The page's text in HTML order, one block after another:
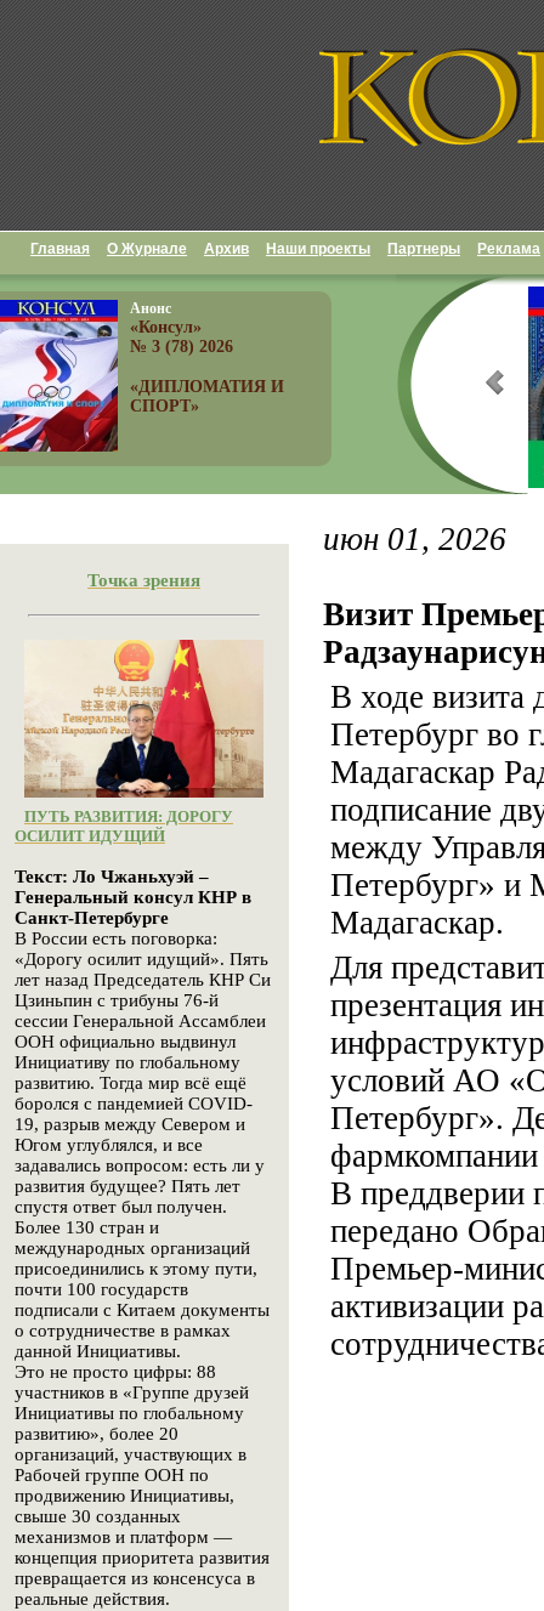
Главная О Журнале Архив Наши проекты Партнеры Реклама
Анонс
«Консул»
№ 3 (78) 2026
«ДИПЛОМАТИЯ И
СПОРТ»
Точка зрения
ПУТЬ РАЗВИТИЯ: ДОРОГУ
ОСИЛИТ ИДУЩИЙ
Текст: Ло Чжаньхуэй –
Генеральный консул КНР в
Санкт-Петербурге
В России есть поговорка:
«Дорогу осилит идущий». Пять
лет назад Председатель КНР Си
Цзиньпин с трибуны 76-й
сессии Генеральной Ассамблеи
ООН официально выдвинул
Инициативу по глобальному
развитию. Тогда мир всё ещё
боролся с пандемией COVID-
19, разрыв между Севером и
Югом углублялся, и все
задавались вопросом: есть ли у
развития будущее? Пять лет
спустя ответ был получен.
Более 130 стран и
международных организаций
присоединились к этому пути,
почти 100 государств
подписали с Китаем документы
о сотрудничестве в рамках
данной Инициативы.
Это не просто цифры: 88
участников в «Группе друзей
Инициативы по глобальному
развитию», более 20
организаций, участвующих в
Рабочей группе ООН по
продвижению Инициативы,
свыше 30 созданных
механизмов и платформ —
концепция приоритета развития
превращается из консенсуса в
реальные действия.
июн 01, 2026
Визит
В ходе визита
Петербург во
Мадагаскар
подписание
между
Петербург» и
Мадагаскар.
Для
презентация
условий АО
Петербург».
фармкомпании
В преддверии
передано
Премьер-
активизации